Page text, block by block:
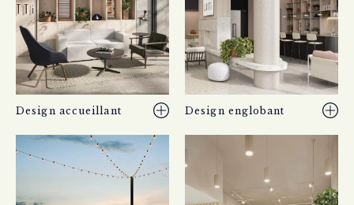
Design accueillant Design englobant